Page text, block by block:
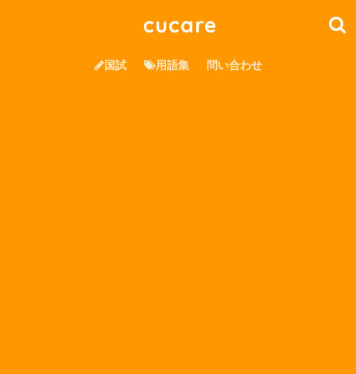
cucare
国試 用語集 問い合わせ